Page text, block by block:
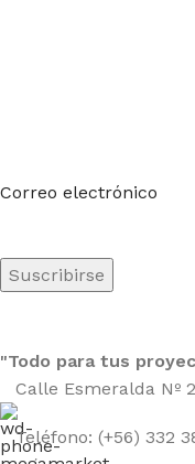
Correo electrónico
"Todo para tus
Calle Esmeralda Nº
Teléfono: (+56) 332